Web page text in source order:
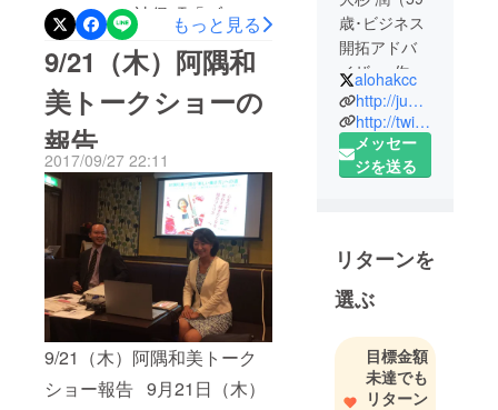
デュースの神保町「ブック
ハウスカフェ」イベントの
第５回目として、9月24日
(日)の14：00～16：00に
て、河野真杞さんによる
「親子セミナー」を開催し
ました。 これまで、私がプ
ロデュースするイベント
は、平日夜に、主としてビ
ジネスパーソンをターゲッ
トに開催してきましたが、
今回は初の休日昼間開催
で、且つ、子どもと一緒に
もっと見る
9/21（木）阿隅和
美トークショーの
報告
2017/09/27 22:11
9/21（木）阿隅和美トーク
ショー報告 9月21日（木）
歳･ビジネス
開拓アドバ
イザー･作
家･書評ブロ
ガー）
早稲田大学
政治経済学
た後、新銀
行東京の創
業メンバー
に。人材関
連会社、グ
ローバル製
alohakcc
http://jun-ohsugi.com/
http://twilog.org/alohakcc/desc
メッセー
ジを送る
リターンを
選ぶ
目標金額
未達でも
リターン